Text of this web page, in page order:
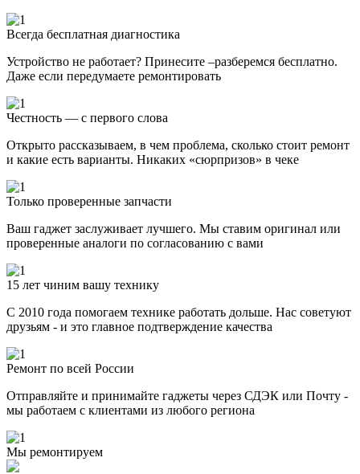
Всегда бесплатная диагностика
Устройство не работает? Принесите –разберемся бесплатно.
Даже если передумаете ремонтировать
Честность — с первого слова
Открыто рассказываем, в чем проблема, сколько стоит ремонт
и какие есть варианты. Никаких «сюрпризов» в чеке
Только проверенные запчасти
Ваш гаджет заслуживает лучшего. Мы ставим оригинал или
проверенные аналоги по согласованию с вами
15 лет чиним вашу технику
С 2010 года помогаем технике работать дольше. Нас советуют
друзьям - и это главное подтверждение качества
Ремонт по всей России
Отправляйте и принимайте гаджеты через СДЭК или Почту -
мы работаем с клиентами из любого региона
Мы ремонтируем